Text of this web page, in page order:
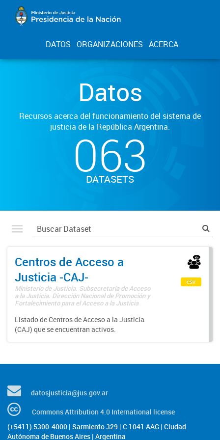
DATOS ORGANIZACIONES ACERCA
Datos
Recursos acerca del funcionamiento del sistema de
justicia de la República Argentina.
063
DATASETS
Centros de Acceso a
Justicia -CAJ-
Ministerio de Justicia. Subsecretaría de Acceso
a la Justicia. Dirección Nacional de Promoción y
Fortalecimiento para el Acceso a la Justicia
Listado de Centros de Acceso a la Justicia
(CAJ) que se encuentran activos.
csv
datosjusticia@jus.gov.ar
Commons Attribution 4.0 International license
(+5411) 5300-4000 | Sarmiento 329 | C 1041 AAG | Ciudad
Autónoma de Buenos Aires | Argentina